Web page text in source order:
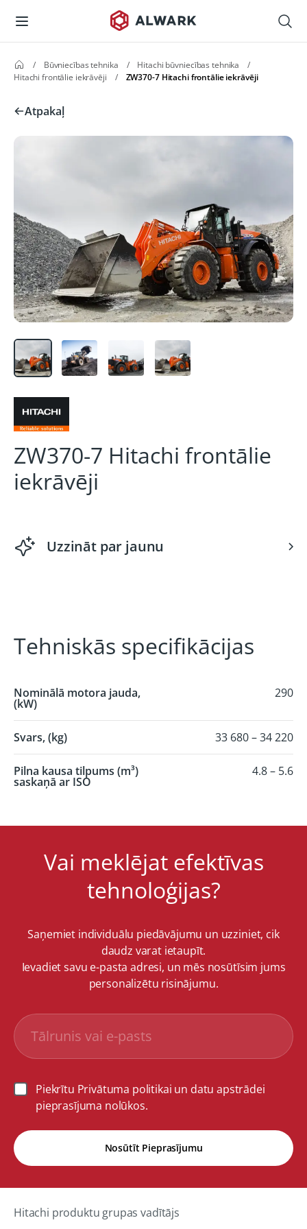
/ Būvniecības tehnika / Hitachi būvniecības tehnika
/
Hitachi frontālie iekrāvēji
/ ZW370-7 Hitachi frontālie iekrāvēji
Atpakaļ
ZW370-7 Hitachi frontālie
iekrāvēji
Uzzināt par jaunu
Tehniskās specifikācijas
Nominālā motora jauda,
(kW)
290
Svars, (kg) 33 680 – 34 220
Pilna kausa tilpums (m³)
saskaņā ar ISO
4.8 – 5.6
Vai meklējat efektīvas
tehnoloģijas?
Saņemiet individuālu piedāvājumu un uzziniet, cik
daudz varat ietaupīt.
Ievadiet savu e-pasta adresi, un mēs nosūtīsim jums
personalizētu risinājumu.
Piekrītu Privātuma politikai un datu apstrādei
pieprasījuma nolūkos.
Nosūtīt Pieprasījumu
Hitachi produktu grupas vadītājs